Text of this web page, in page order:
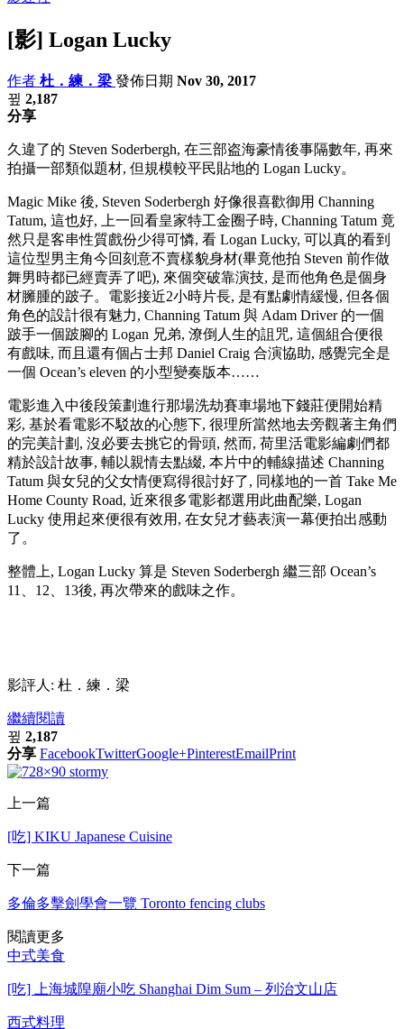
[影] Logan Lucky
作者 杜．練．梁 發佈日期 Nov 30, 2017
2,187
分享
久違了的 Steven Soderbergh, 在三部盗海豪情後事隔數年, 再來
拍攝一部類似題材, 但規模較平民貼地的 Logan Lucky。
Magic Mike 後, Steven Soderbergh 好像很喜歡御用 Channing
Tatum, 這也好, 上一回看皇家特工金圈子時, Channing Tatum 竟
然只是客串性質戲份少得可憐, 看 Logan Lucky, 可以真的看到
這位型男主角今回刻意不賣樣貌身材(畢竟他拍 Steven 前作做
舞男時都已經賣弄了吧), 來個突破靠演技, 是而他角色是個身
材臃腫的跛子。電影接近2小時片長, 是有點劇情緩慢, 但各個
角色的設計很有魅力, Channing Tatum 與 Adam Driver 的一個
跛手一個跛腳的 Logan 兄弟, 潦倒人生的詛咒, 這個組合便很
有戲味, 而且還有個占士邦 Daniel Craig 合演協助, 感覺完全是
一個 Ocean’s eleven 的小型變奏版本……
電影進入中後段策劃進行那場洗劫賽車場地下錢莊便開始精
彩, 基於看電影不駁故的心態下, 很理所當然地去旁觀著主角們
的完美計劃, 沒必要去挑它的骨頭, 然而, 荷里活電影編劇們都
精於設計故事, 輔以親情去點綴, 本片中的輔線描述 Channing
Tatum 與女兒的父女情便寫得很討好了, 同樣地的一首 Take Me
Home County Road, 近來很多電影都選用此曲配樂, Logan
Lucky 使用起來便很有效用, 在女兒才藝表演一幕便拍出感動
了。
整體上, Logan Lucky 算是 Steven Soderbergh 繼三部 Ocean’s
11、12、13後, 再次帶來的戲味之作。
影評人: 杜．練．梁
繼續閱讀
2,187
分享 FacebookTwitterGoogle+PinterestEmailPrint
上一篇
[吃] KIKU Japanese Cuisine
下一篇
多倫多擊劍學會一覽 Toronto fencing clubs
閱讀更多
中式美食
[吃] 上海城隍廟小吃 Shanghai Dim Sum – 列治文山店
西式料理